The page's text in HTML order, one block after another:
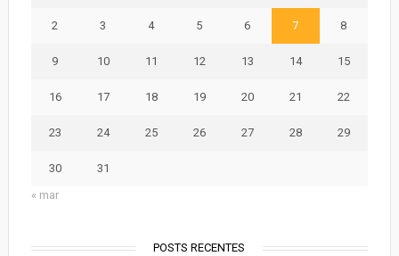
2 3 4 5 6 7 8
9 10 11 12 13 14 15
16 17 18 19 20 21 22
23 24 25 26 27 28 29
30
31
« mar
POSTS RECENTES